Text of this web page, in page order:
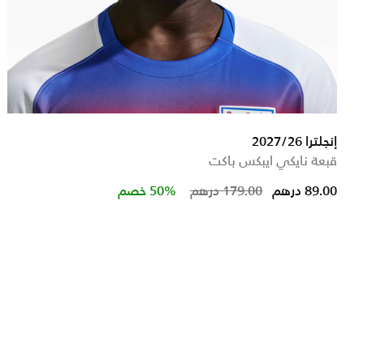
إنجلترا 2027/26
قبعة نايكي ايبكس باكت
Price reduced from179.00 درهم to 89.00 درهم 50% خصم